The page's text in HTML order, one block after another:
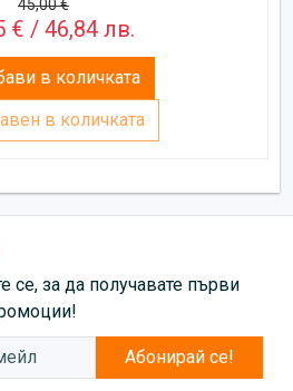
45,00 €
€ / 46,84 лв.
в количката
в количката
се, за да получавате първи
Абонирай се!